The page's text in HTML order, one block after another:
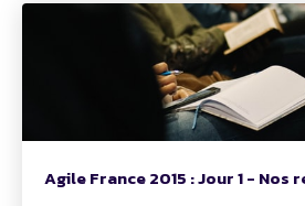
Agile France 2015 : Jour 1 - Nos